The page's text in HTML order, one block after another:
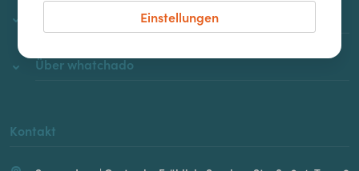
Über whatchado
Kontakt
Einstellungen